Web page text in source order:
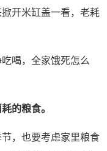
开米缸盖一看，老耗
喝，全家饿死怎么
的粮食。
，也要考虑家里粮食